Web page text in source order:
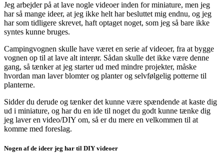
Jeg arbejder på at lave nogle videoer inden for miniature, men jeg
har så mange ideer, at jeg ikke helt har besluttet mig endnu, og jeg
har som tidligere skrevet, haft optaget noget, som jeg så bare ikke
syntes kunne bruges.
Campingvognen skulle have været en serie af videoer, fra at bygge
vognen op til at lave alt interør. Sådan skulle det ikke være denne
gang, så tænker at jeg starter ud med mindre projekter, måske
hvordan man laver blomter og planter og selvfølgelig potterne til
planterne.
Sidder du derude og tænker det kunne være spændende at kaste dig
ud i miniature, og har du en ide til noget du godt kunne tænke dig
jeg laver en video/DIY om, så er du mere en velkommen til at
komme med foreslag.
Nogen af de ideer jeg har til DIY videoer